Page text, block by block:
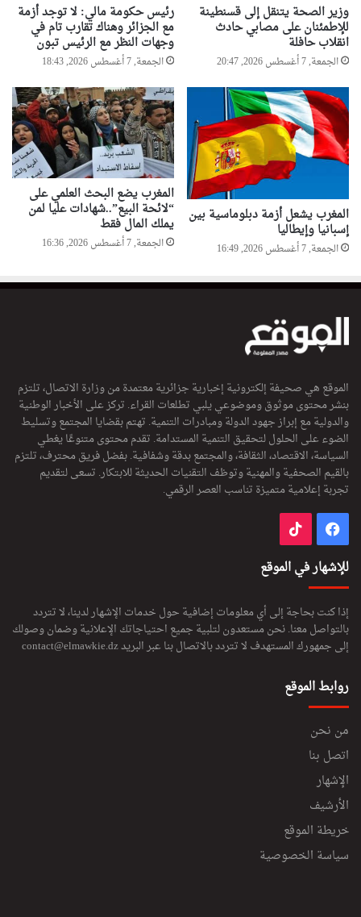
وزير الصحة يتنقل إلى قسنطينة
للإطمئنان على مصابي حادث
انقلاب حافلة
الجمعة, 7 أغسطس 2026, 20:47
رئيس حكومة مالي: لا توجد أزمة
مع الجزائر وهناك تقارب تام في
وجهات النظر مع الرئيس تبون
الجمعة, 7 أغسطس 2026, 18:43
المغرب يشعل أزمة دبلوماسية بين
إسبانيا وإيطاليا
الجمعة, 7 أغسطس 2026, 16:49
المغرب يضع البحث العلمي على
“لائحة البيع”..شهادات عليا لمن
يملك المال فقط
الجمعة, 7 أغسطس 2026, 16:36
الموقع هي صحيفة إلكترونية إخبارية جزائرية معتمدة من وزارة الاتصال، تلتزم
بنشر محتوى موثوق وموضوعي يلبي تطلعات القراء. تركز على الأخبار الوطنية
والدولية مع إبراز جهود الدولة ومبادرات التنمية. تهتم بقضايا المجتمع وتسليط
الضوء على الحلول لتحقيق التنمية المستدامة. تقدم محتوى متنوعًا يغطي
السياسة، الاقتصاد، الثقافة، والمجتمع بدقة وشفافية. بفضل فريق محترف، تلتزم
بالقيم الصحفية والمهنية وتوظف التقنيات الحديثة للابتكار. تسعى لتقديم
تجربة إعلامية متميزة تناسب العصر الرقمي.
فيسبوك
للإشهار في الموقع
إذا كنت بحاجة إلى أي معلومات إضافية حول خدمات الإشهار لدينا، لا تتردد
بالتواصل معنا. نحن مستعدون لتلبية جميع احتياجاتك الإعلانية وضمان وصولك
إلى جمهورك المستهدف لا تتردد بالاتصال بنا عبر البريدcontact@elmawkie.dz
روابط الموقع
من نحن
اتصل بنا
الإشهار
الأرشيف
خريطة الموقع
سياسة الخصوصية